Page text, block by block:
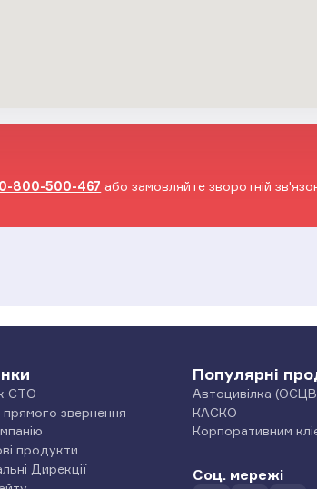
0-800-500-467 або замовляйте зворотній
СТО
прямого звернення
продукти
Дирекції
Популярні
Автоцивілка
КАСКО
Корпоративним
Соц. мережі